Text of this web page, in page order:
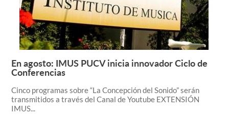
Leer más +
En agosto: IMUS PUCV inicia innovador Ciclo de
Conferencias
Cinco programas sobre “La Concepción del Sonido” serán
transmitidos a través del Canal de Youtube EXTENSIÓN
IMUS...